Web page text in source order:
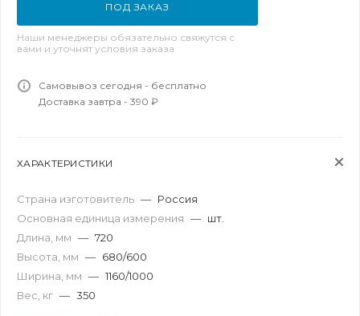
ПОД ЗАКАЗ
Наши менеджеры обязательно свяжутся с
вами и уточнят условия заказа
Самовывоз сегодня - бесплатно
Доставка завтра - 390 ₽
ХАРАКТЕРИСТИКИ
Страна изготовитель — Россия
Основная единица измерения — шт.
Длина, мм — 720
Высота, мм — 680/600
Ширина, мм — 1160/1000
Вес, кг — 350